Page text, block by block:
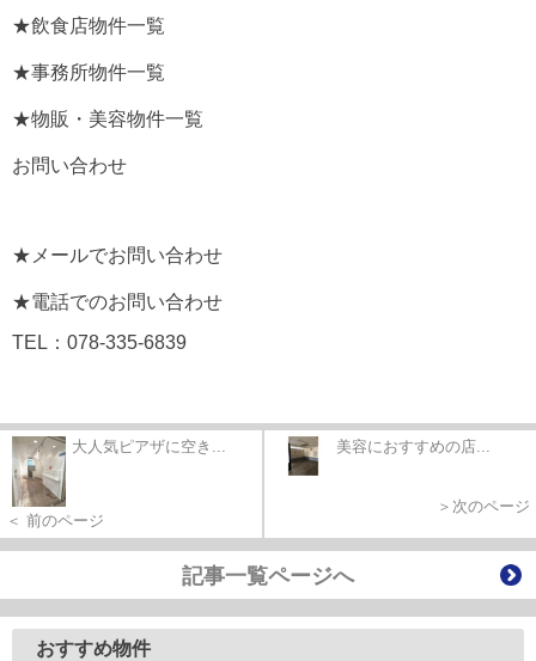
★飲食店物件一覧
★事務所物件一覧
★物販・美容物件一覧
お問い合わせ
★メールでお問い合わせ
★電話でのお問い合わせ
TEL：078-335-6839
大人気ピアザに空き...
＜ 前のページ
美容におすすめの店...
＞次のページ
記事一覧ページへ
おすすめ物件